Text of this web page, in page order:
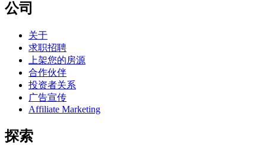
公司
关于
求职招聘
上架您的房源
合作伙伴
投资者关系
广告宣传
Affiliate Marketing
探索